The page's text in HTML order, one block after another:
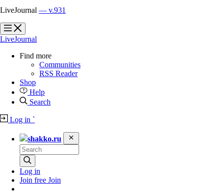
LiveJournal — v.931
?
?
LiveJournal
Find more
Communities
RSS Reader
Shop
Help
Search
Log in `
shakko.ru
Log in
Join free Join